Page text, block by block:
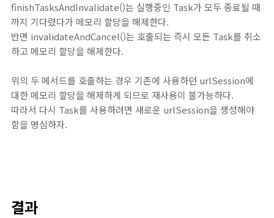
finishTasksAndInvalidate()는 실행중인 Task가 모두 종료될 때
까지 기다렸다가 메모리 할당을 해제한다.
반면 invalidateAndCancel()는 호출되는 즉시 모든 Task를 취소
하고 메모리 할당을 해제한다.
위의 두 메서드를 호출하는 경우 기존에 사용하던 urlSession에
대한 메모리 할당을 해제하게 되므로 재사용이 불가능하다.
따라서 다시 Task를 사용하려면 새로운 urlSession을 생성해야
함을 명심하자.
결과